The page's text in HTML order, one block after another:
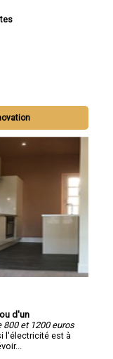
d'un
800 et 1200 euros
l'électricité est à